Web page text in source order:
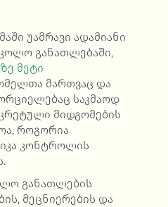
უამრავი ადამიანი
განათლებაში,
მეტი
მართვაც და
საკმაოდ
მიდგომების
როგორია
კონტროლის
განათლების
მეცნიერების და